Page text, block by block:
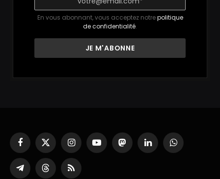
En vous abonnant, vous acceptez notrepolitique
de confidentialité.
Facebook
X
(Twitter)
InstagramYouTubeMastodonLinkedInWhatsApp
PartagerThreadsRSS